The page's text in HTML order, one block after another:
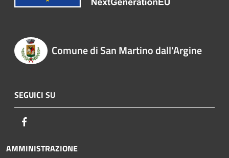
Comune di San Martino dall'Argine
SEGUICI SU
AMMINISTRAZIONE